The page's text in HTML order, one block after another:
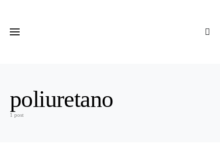
poliuretano
1 post